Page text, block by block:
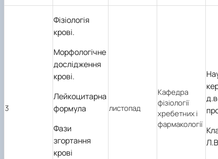
3
Фізіологія
крові.
Морфологічне
дослідження
крові.
Лейкоцитарна
формула
Фази
згортання
крові
листопад
Кафедра
фізіології
хребетних і
фармакології